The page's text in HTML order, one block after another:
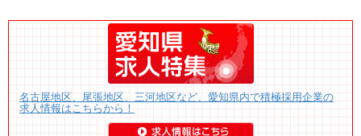
名古屋地区、尾張地区、三河地区など、愛知県内で積極採用企業の
求人情報はこちらから！